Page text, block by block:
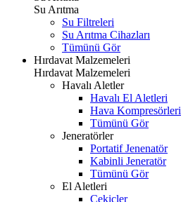
Su Arıtma
Su Filtreleri
Su Arıtma Cihazları
Tümünü Gör
Hırdavat Malzemeleri
Hırdavat Malzemeleri
Havalı Aletler
Havalı El Aletleri
Hava Kompresörleri
Tümünü Gör
Jeneratörler
Portatif Jenenatör
Kabinli Jeneratör
Tümünü Gör
El Aletleri
Çekiçler